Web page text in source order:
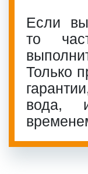
Если вы
то
Только
вода,